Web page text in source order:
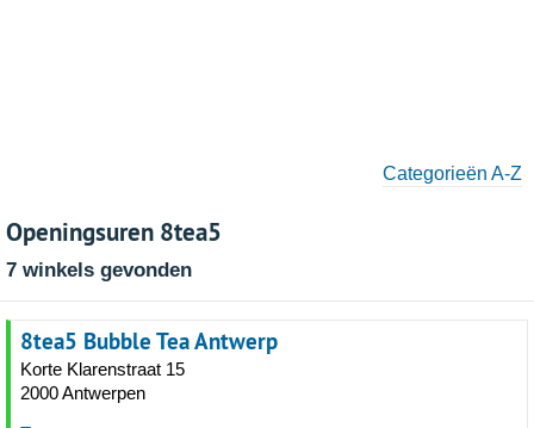
Categorieën A-Z
Openingsuren 8tea5
7 winkels gevonden
8tea5 Bubble Tea Antwerp
Korte Klarenstraat 15
2000 Antwerpen